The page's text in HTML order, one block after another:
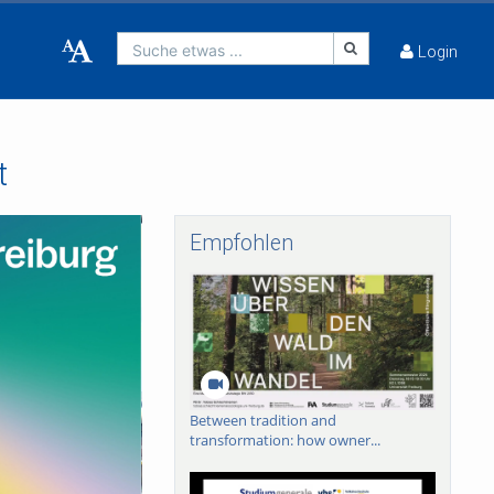
Suche etwas ... Login
Empfohlen
Between tradition and
transformation: how owner...